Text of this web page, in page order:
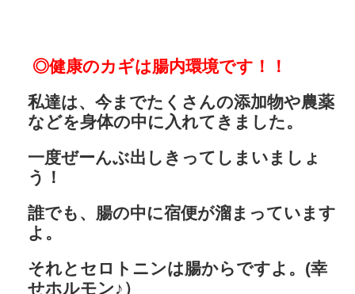
◎健康のカギは腸内環境です！！
私達は、今までたくさんの添加物や農薬
などを身体の中に入れてきました。
一度ぜーんぶ出しきってしまいましょ
う！
誰でも、腸の中に宿便が溜まっています
よ。
それとセロトニンは腸からですよ。(幸
せホルモン♪）